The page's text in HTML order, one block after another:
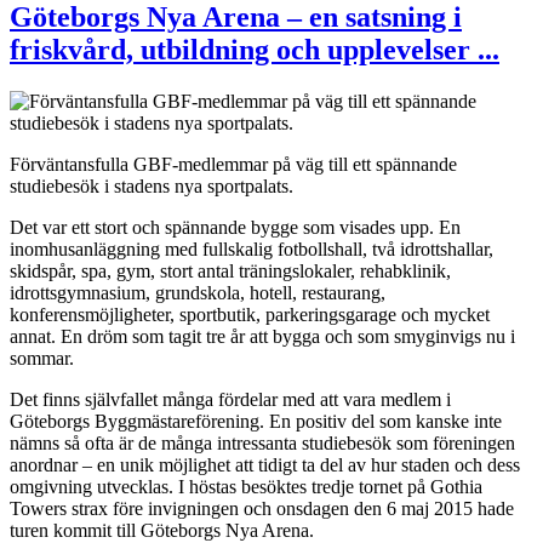
Göteborgs Nya Arena – en satsning i
friskvård, utbildning och upplevelser ...
Förväntansfulla GBF-medlemmar på väg till ett spännande
studiebesök i stadens nya sportpalats.
Det var ett stort och spännande bygge som visades upp. En
inomhusanläggning med fullskalig fotbollshall, två idrottshallar,
skidspår, spa, gym, stort antal träningslokaler, rehabklinik,
idrottsgymnasium, grundskola, hotell, restaurang,
konferensmöjligheter, sportbutik, parkeringsgarage och mycket
annat. En dröm som tagit tre år att bygga och som smyginvigs nu i
sommar.
Det finns självfallet många fördelar med att vara medlem i
Göteborgs Byggmästareförening. En positiv del som kanske inte
nämns så ofta är de många intressanta studiebesök som föreningen
anordnar – en unik möjlighet att tidigt ta del av hur staden och dess
omgivning utvecklas. I höstas besöktes tredje tornet på Gothia
Towers strax före invigningen och onsdagen den 6 maj 2015 hade
turen kommit till Göteborgs Nya Arena.